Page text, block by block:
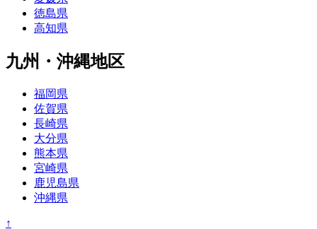
徳島県
高知県
九州・沖縄地区
福岡県
佐賀県
長崎県
大分県
熊本県
宮崎県
鹿児島県
沖縄県
↑